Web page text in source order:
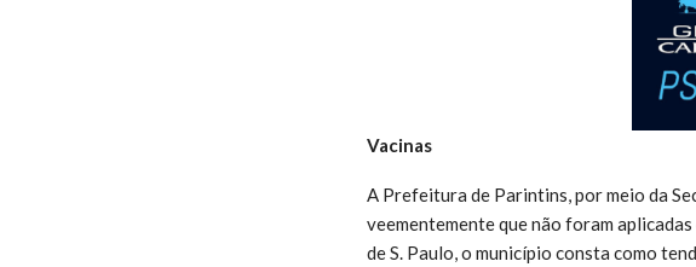
Vacinas
A Prefeitura de Parintins, por meio da
veementemente que não foram
de S. Paulo, o município consta como